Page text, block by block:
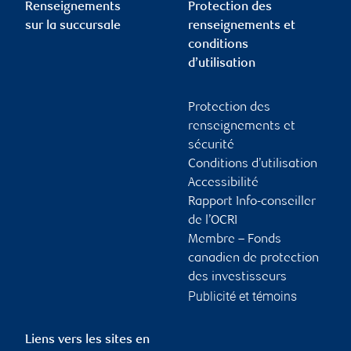
Renseignements
sur la succursale
Protection des
renseignements et
conditions
d’utilisation
Protection des
renseignements et
sécurité
Conditions d’utilisation
Accessibilité
Rapport Info-conseiller
de l’OCRI
Membre – Fonds
canadien de protection
des investisseurs
Publicité et témoins
Liens vers les sites en